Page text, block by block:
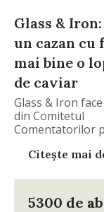
Glass &
un cazan cu
mai bine o
de caviar
Glass & Iron
din Comitetul
Comentatorilor
Citește mai
5300 de